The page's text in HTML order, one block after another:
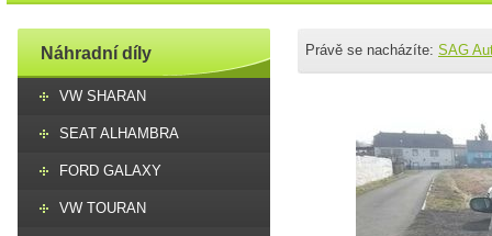
Náhradní díly
VW SHARAN
SEAT ALHAMBRA
FORD GALAXY
VW TOURAN
Právě se nacházíte: SAG